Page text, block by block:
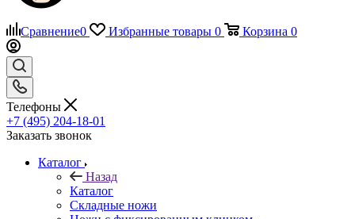
Сравнение0 Избранные товары 0 Корзина 0
Телефоны
+7 (495) 204-18-01
Заказать звонок
Каталог
Назад
Каталог
Складные ножи